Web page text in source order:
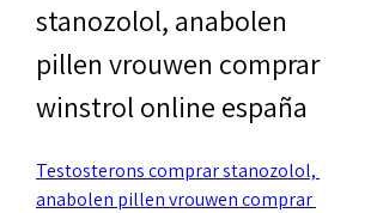
stanozolol, anabolen
pillen vrouwen comprar
winstrol online españa
Testosterons comprar stanozolol,
anabolen pillen vrouwen comprar